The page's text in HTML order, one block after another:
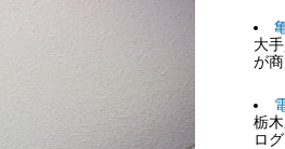
大
が
栃
ロ